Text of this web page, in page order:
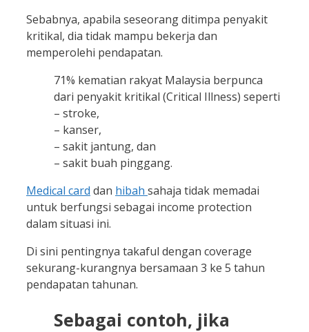
Sebabnya, apabila seseorang ditimpa penyakit
kritikal, dia tidak mampu bekerja dan
memperolehi pendapatan.
71% kematian rakyat Malaysia berpunca
dari penyakit kritikal (Critical Illness) seperti
– stroke,
– kanser,
– sakit jantung, dan
– sakit buah pinggang.
Medical card dan hibah sahaja tidak memadai
untuk berfungsi sebagai income protection
dalam situasi ini.
Di sini pentingnya takaful dengan coverage
sekurang-kurangnya bersamaan 3 ke 5 tahun
pendapatan tahunan.
Sebagai contoh, jika